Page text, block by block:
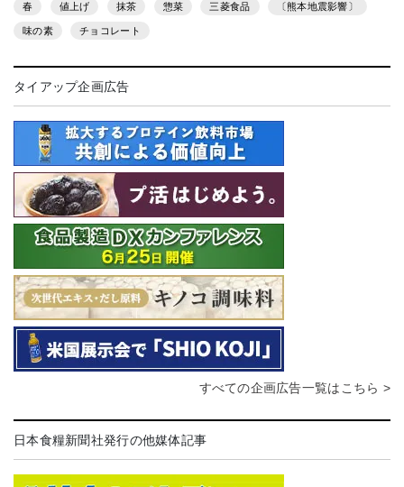
春 値上げ 抹茶 惣菜 三菱食品 〔熊本地震影響〕
味の素 チョコレート
タイアップ企画広告
すべての企画広告一覧はこちら >
日本食糧新聞社発行の他媒体記事